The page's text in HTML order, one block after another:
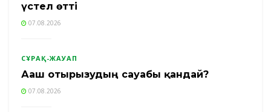
үстел өтті
07.08.2026
СҰРАҚ-ЖАУАП
Ағаш отырғызудың сауабы қандай?
07.08.2026